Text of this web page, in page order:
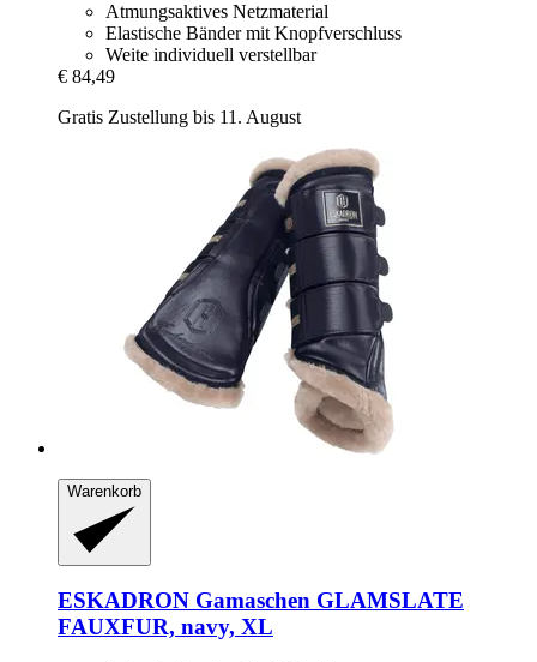
Atmungsaktives Netzmaterial
Elastische Bänder mit Knopfverschluss
Weite individuell verstellbar
€ 84,49
Gratis Zustellung bis 11. August
Warenkorb
ESKADRON Gamaschen GLAMSLATE
FAUXFUR, navy, XL